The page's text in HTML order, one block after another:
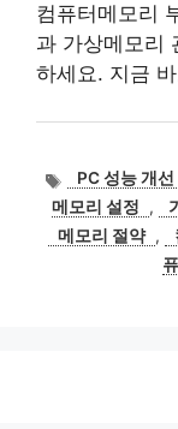
컴퓨터메모리
과 가상메모리
하세요. 지금
태
그
PC 성능 개선
메모리 설정
,
메모리 절약 ,